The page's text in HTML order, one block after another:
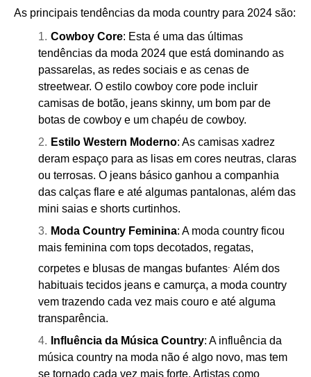
As principais tendências da moda country para 2024 são:
Cowboy Core: Esta é uma das últimas
tendências da moda 2024 que está dominando as
passarelas, as redes sociais e as cenas de
streetwear. O estilo cowboy core pode incluir
camisas de botão, jeans skinny, um bom par de
botas de cowboy e um chapéu de cowboy.
Estilo Western Moderno: As camisas xadrez
deram espaço para as lisas em cores neutras, claras
ou terrosas. O jeans básico ganhou a companhia
das calças flare e até algumas pantalonas, além das
mini saias e shorts curtinhos.
Moda Country Feminina: A moda country ficou
mais feminina com tops decotados, regatas,
corpetes e blusas de mangas bufantes Além dos
habituais tecidos jeans e camurça, a moda country
vem trazendo cada vez mais couro e até alguma
transparência.
Influência da Música Country: A influência da
música country na moda não é algo novo, mas tem
se tornado cada vez mais forte. Artistas como